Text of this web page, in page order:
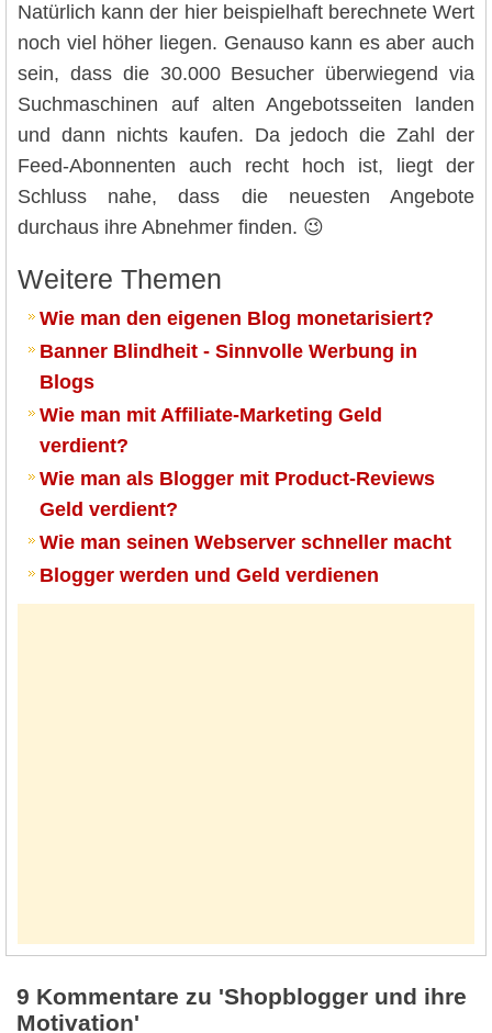
Natürlich kann der hier beispielhaft berechnete Wert
noch viel höher liegen. Genauso kann es aber auch
sein, dass die 30.000 Besucher überwiegend via
Suchmaschinen auf alten Angebotsseiten landen
und dann nichts kaufen. Da jedoch die Zahl der
Feed-Abonnenten auch recht hoch ist, liegt der
Schluss nahe, dass die neuesten Angebote
durchaus ihre Abnehmer finden. 😉
Weitere Themen
Wie man den eigenen Blog monetarisiert?
Banner Blindheit - Sinnvolle Werbung in
Blogs
Wie man mit Affiliate-Marketing Geld
verdient?
Wie man als Blogger mit Product-Reviews
Geld verdient?
Wie man seinen Webserver schneller macht
Blogger werden und Geld verdienen
9 Kommentare zu 'Shopblogger und ihre
Motivation'